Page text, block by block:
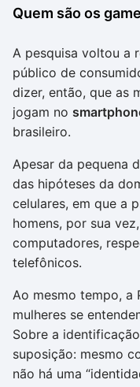
Quem são os
A pesquisa voltou a
público de
dizer, então, que as
jogam no
brasileiro.
Apesar da pequena
das hipóteses da
celulares, em que a
homens, por sua
computadores,
telefônicos.
Ao mesmo tempo, a
mulheres se
Sobre a
suposição: mesmo
não há uma